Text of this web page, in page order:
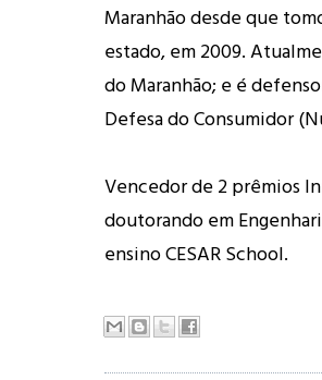
Maranhão desde que
estado, em 2009.
do Maranhão; e é
Defesa do Consumidor
Vencedor de 2 prêmios
doutorando em
ensino CESAR School.